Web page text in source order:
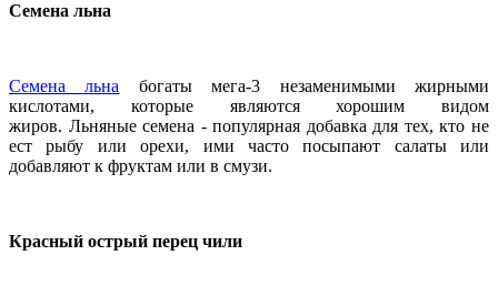
Семена льна
Семена льна богаты мега-3 незаменимыми жирными
кислотами, которые являются хорошим видом
жиров. Льняные семена - популярная добавка для тех, кто не
ест рыбу или орехи, ими часто посыпают салаты или
добавляют к фруктам или в смузи.
Красный острый перец чили